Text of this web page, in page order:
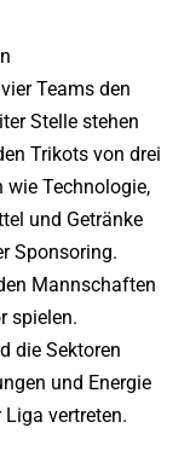
Teams den
Stelle stehen
Trikots von drei
wie Technologie,
und Getränke
Sponsoring.
Mannschaften
spielen.
die Sektoren
und Energie
vertreten.